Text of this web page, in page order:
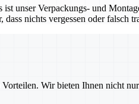
unser Verpackungs- und
nichts vergessen oder
Wir bieten Ihnen nicht